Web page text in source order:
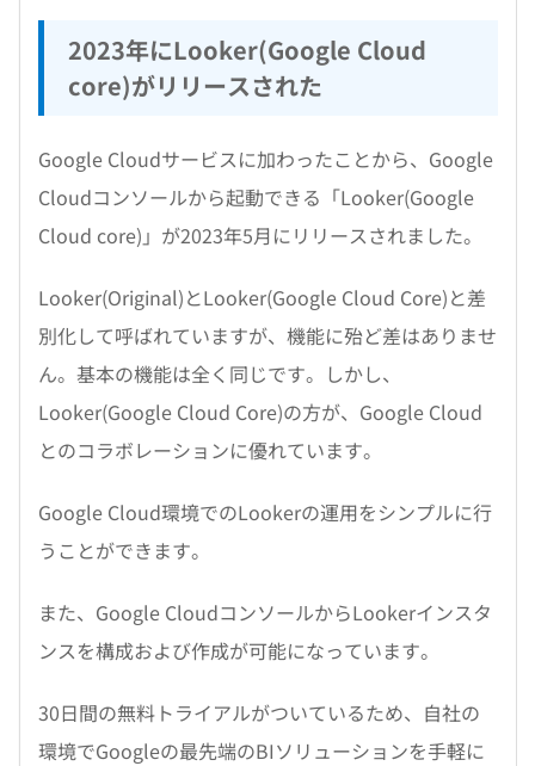
2023年にLooker(Google Cloud
core)がリリースされた
Google Cloudサービスに加わったことから、Google
Cloudコンソールから起動できる「Looker(Google
Cloud core)」が2023年5月にリリースされました。
Looker(Original)とLooker(Google Cloud Core)と差
別化して呼ばれていますが、機能に殆ど差はありませ
ん。基本の機能は全く同じです。しかし、
Looker(Google Cloud Core)の方が、Google Cloud
とのコラボレーションに優れています。
Google Cloud環境でのLookerの運用をシンプルに行
うことができます。
また、Google CloudコンソールからLookerインスタ
ンスを構成および作成が可能になっています。
30日間の無料トライアルがついているため、自社の
環境でGoogleの最先端のBIソリューションを手軽に